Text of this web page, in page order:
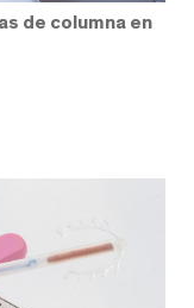
de columna en